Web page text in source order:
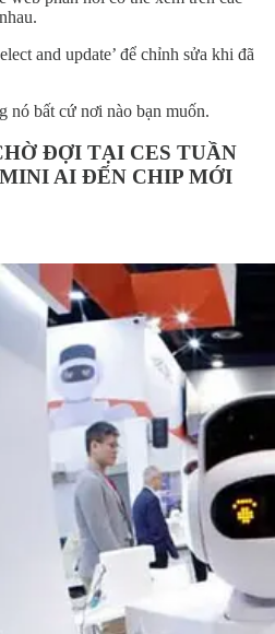
and update’ để chỉnh sửa khi đã
nó bất cứ nơi nào bạn muốn.
ĐỢI TẠI CES TUẦN
AI ĐẾN CHIP MỚI